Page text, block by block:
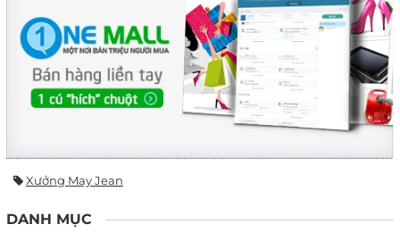
Xưởng May Jean
DANH MỤC